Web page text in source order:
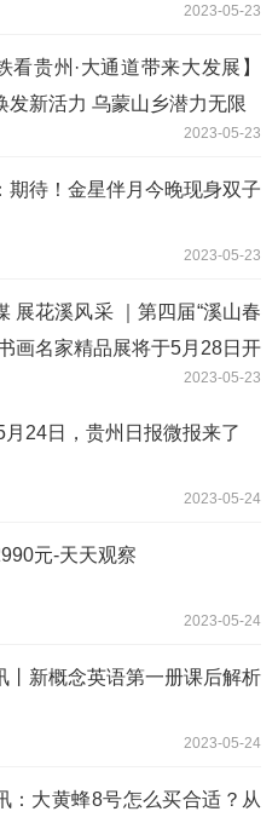
2023-05-23
看贵州·大通道带来大发展】
发新活力 乌蒙山乡潜力无限
2023-05-23
期待！金星伴月今晚现身双子
2023-05-23
展花溪风采 ｜第四届“溪山春
画名家精品展将于5月28日开
2023-05-23
月24日，贵州日报微报来了
2023-05-24
元-天天观察
2023-05-24
丨新概念英语第一册课后解析
2023-05-24
：大黄蜂8号怎么买合适？从